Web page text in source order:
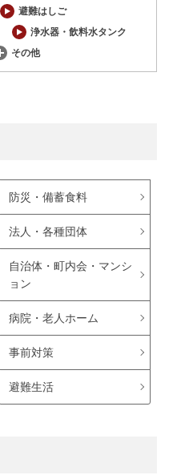
避難はしご
浄水器・飲料水タンク
その他
防災・備蓄食料
法人・各種団体
自治体・町内会・マンシ
ョン
病院・老人ホーム
事前対策
避難生活